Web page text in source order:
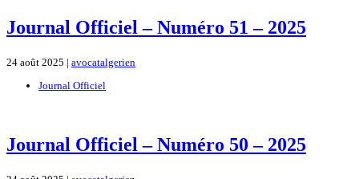
Journal Officiel – Numéro 51 – 2025
24 août 2025 | avocatalgerien
Journal Officiel
Journal Officiel – Numéro 50 – 2025